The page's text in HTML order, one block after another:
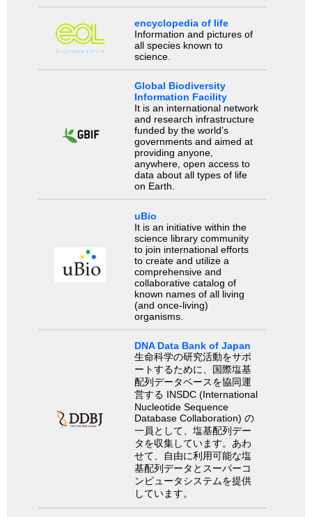
encyclopedia of life
Information and pictures of
all species known to
science.
Global Biodiversity
Information Facility
It is an international network
and research infrastructure
funded by the world’s
governments and aimed at
providing anyone,
anywhere, open access to
data about all types of life
on Earth.
uBio
It is an initiative within the
science library community
to join international efforts
to create and utilize a
comprehensive and
collaborative catalog of
known names of all living
(and once-living)
organisms.
DNA Data Bank of Japan
生命科学の研究活動をサポ
ートするために、国際塩基
配列データベースを協同運
営する INSDC (International
Nucleotide Sequence
Database Collaboration) の
一員として、塩基配列デー
タを収集しています。あわ
せて、自由に利用可能な塩
基配列データとスーパーコ
ンピュータシステムを提供
しています。